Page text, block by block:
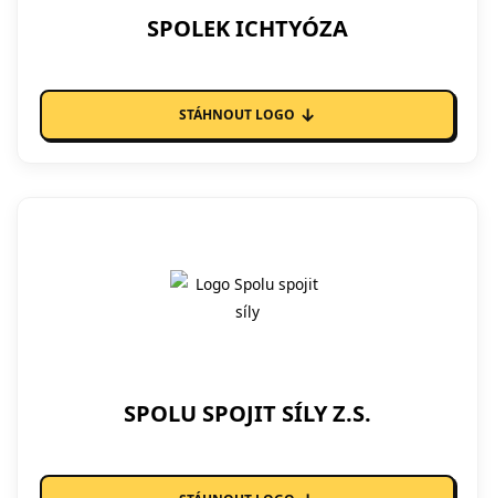
SPOLEK ICHTYÓZA
STÁHNOUT LOGO ↓
SPOLU SPOJIT SÍLY Z.S.